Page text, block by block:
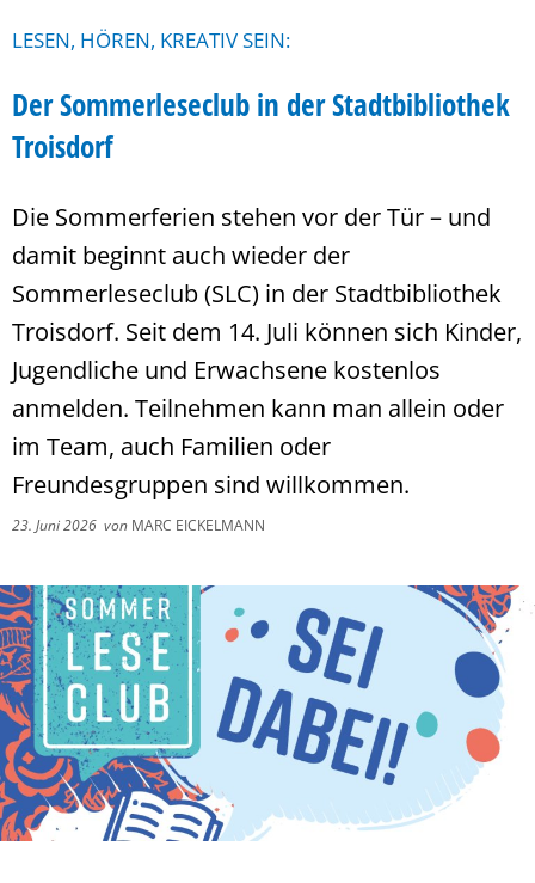
LESEN, HÖREN, KREATIV SEIN:
Der Sommerleseclub in der Stadtbibliothek
Troisdorf
Die Sommerferien stehen vor der Tür – und
damit beginnt auch wieder der
Sommerleseclub (SLC) in der Stadtbibliothek
Troisdorf. Seit dem 14. Juli können sich Kinder,
Jugendliche und Erwachsene kostenlos
anmelden. Teilnehmen kann man allein oder
im Team, auch Familien oder
Freundesgruppen sind willkommen.
23. Juni 2026 von MARC EICKELMANN